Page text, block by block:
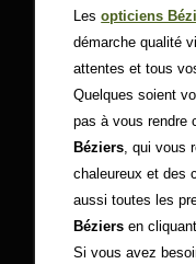
Lesopticiens
démarche qualité
attentes et tous
Quelques soient
pas à vous rendre
Béziers, qui vous
chaleureux et des
aussi toutes les
Béziers en
Si vous avez